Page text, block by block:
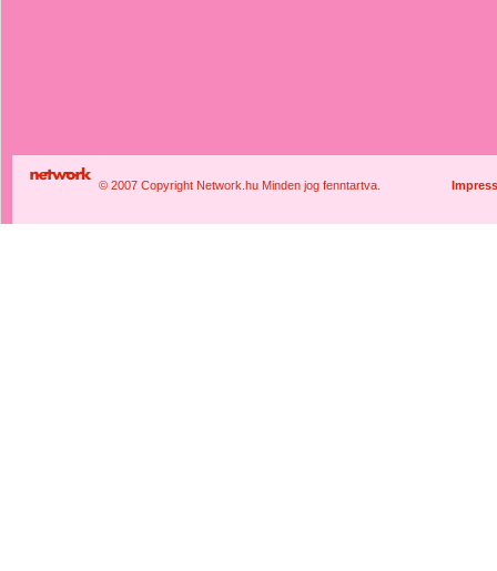
© 2007 Copyright Network.hu Minden jog fenntartva.